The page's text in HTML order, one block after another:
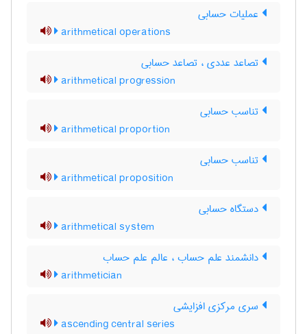
عملیات حسابی
arithmetical operations
تصاعد عددی ، تصاعد حسابی
arithmetical progression
تناسب حسابی
arithmetical proportion
تناسب حسابی
arithmetical proposition
دستگاه حسابی
arithmetical system
دانشمند علم حساب ، عالم علم حساب
arithmetician
سری مرکزی افزایشی
ascending central series